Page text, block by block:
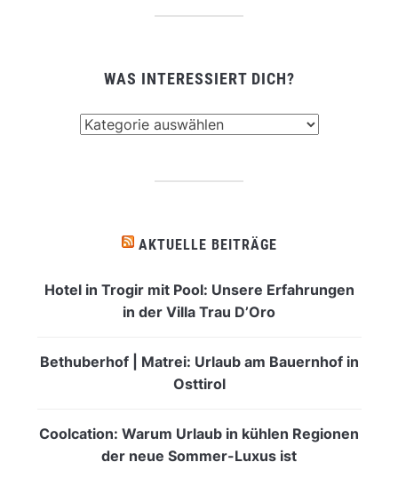
WAS INTERESSIERT DICH?
AKTUELLE BEITRÄGE
Hotel in Trogir mit Pool: Unsere Erfahrungen
in der Villa Trau D’Oro
Bethuberhof | Matrei: Urlaub am Bauernhof in
Osttirol
Coolcation: Warum Urlaub in kühlen Regionen
der neue Sommer-Luxus ist